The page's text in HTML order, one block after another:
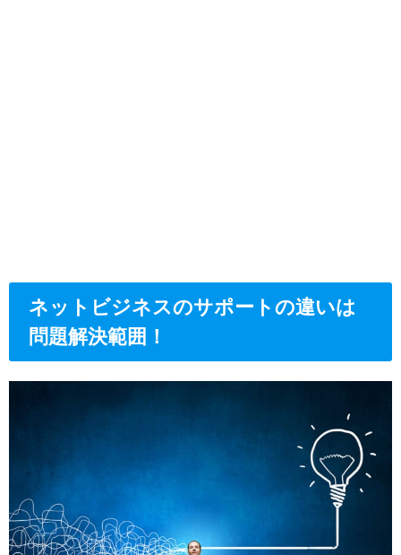
ネットビジネスのサポートの違いは
問題解決範囲！